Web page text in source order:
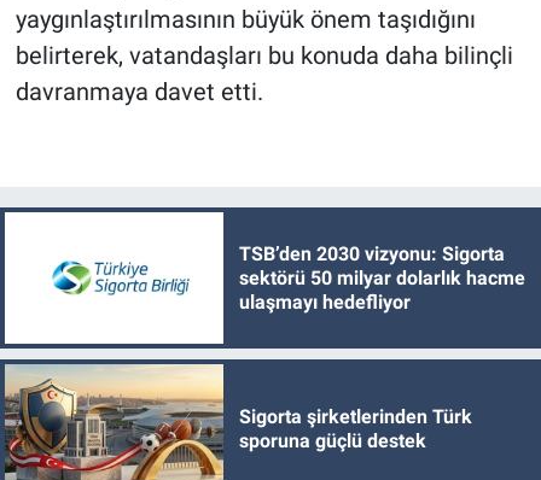
yaygınlaştırılmasının büyük önem taşıdığını
belirterek, vatandaşları bu konuda daha bilinçli
davranmaya davet etti.
TSB’den 2030 vizyonu: Sigorta
sektörü 50 milyar dolarlık hacme
ulaşmayı hedefliyor
Sigorta şirketlerinden Türk
sporuna güçlü destek